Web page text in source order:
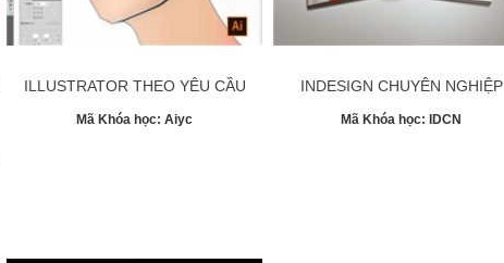
ILLUSTRATOR THEO YÊU CẦU
Mã Khóa học: Aiyc
INDESIGN CHUYÊN NGHIỆP
Mã Khóa học: IDCN